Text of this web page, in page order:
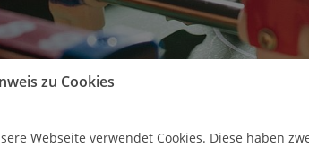
zu Cookies
Webseite verwendet Cookies. Diese haben